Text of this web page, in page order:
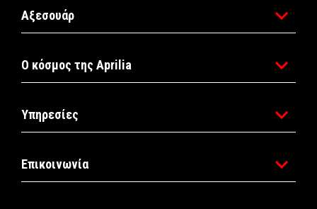
Αξεσουάρ
Ο κόσμος της Aprilia
Υπηρεσίες
Επικοινωνία